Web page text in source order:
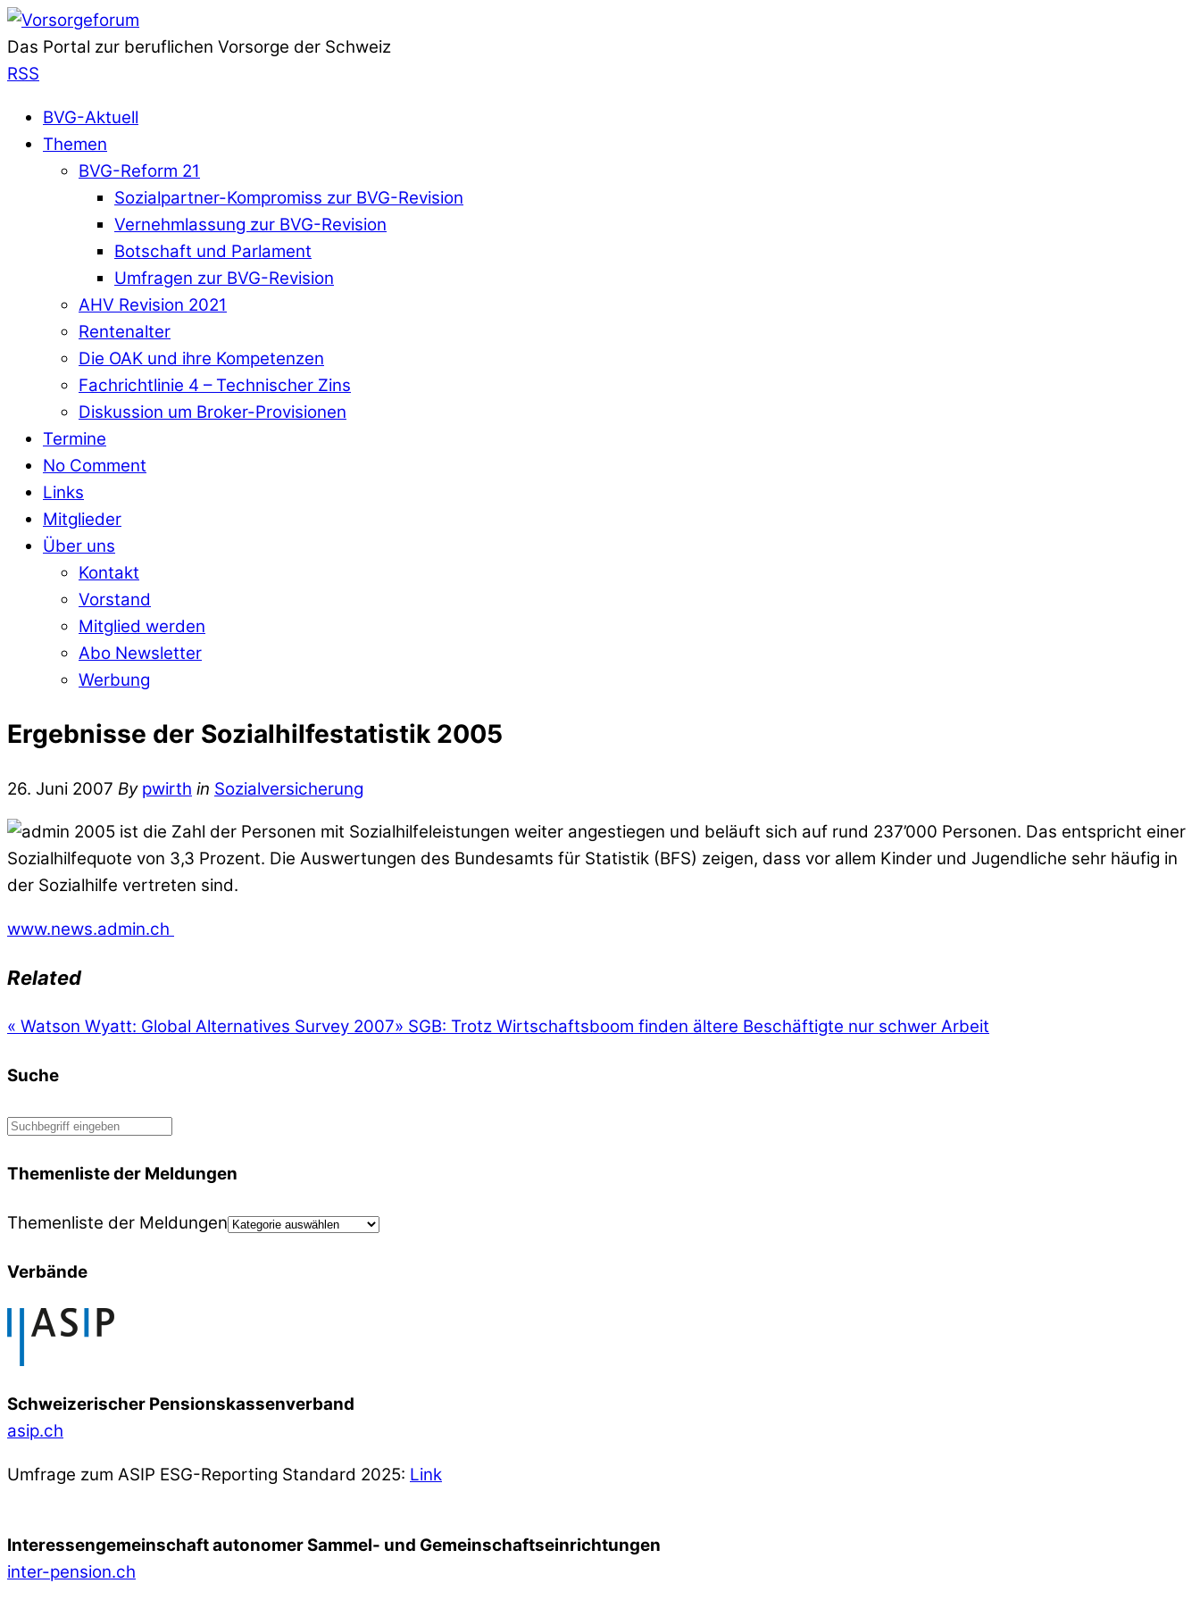
Das Portal zur beruflichen Vorsorge der Schweiz
RSS
BVG-Aktuell
Themen
BVG-Reform 21
Sozialpartner-Kompromiss zur BVG-Revision
Vernehmlassung zur BVG-Revision
Botschaft und Parlament
Umfragen zur BVG-Revision
AHV Revision 2021
Rentenalter
Die OAK und ihre Kompetenzen
Fachrichtlinie 4 – Technischer Zins
Diskussion um Broker-Provisionen
Termine
No Comment
Links
Mitglieder
Über uns
Kontakt
Vorstand
Mitglied werden
Abo Newsletter
Werbung
Ergebnisse der Sozialhilfestatistik 2005
26. Juni 2007 By pwirth in Sozialversicherung
2005 ist die Zahl der Personen mit Sozialhilfeleistungen weiter angestiegen und beläuft sich auf rund 237’000 Personen. Das entspricht einer
Sozialhilfequote von 3,3 Prozent. Die Auswertungen des Bundesamts für Statistik (BFS) zeigen, dass vor allem Kinder und Jugendliche sehr häufig in
der Sozialhilfe vertreten sind.
www.news.admin.ch
Related
« Watson Wyatt: Global Alternatives Survey 2007» SGB: Trotz Wirtschaftsboom finden ältere Beschäftigte nur schwer Arbeit
Suche
Themenliste der Meldungen
Themenliste der Meldungen
Verbände
Schweizerischer Pensionskassenverband
asip.ch
Umfrage zum ASIP ESG-Reporting Standard 2025: Link
Interessengemeinschaft autonomer Sammel- und Gemeinschafts­einrichtungen
inter-pension.ch